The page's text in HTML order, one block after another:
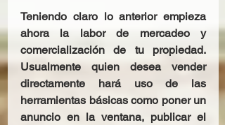
Teniendo claro lo anterior empieza
ahora la labor de mercadeo y
comercialización de tu propiedad.
Usualmente quien desea vender
directamente hará uso de las
herramientas básicas como poner un
anuncio en la ventana, publicar el